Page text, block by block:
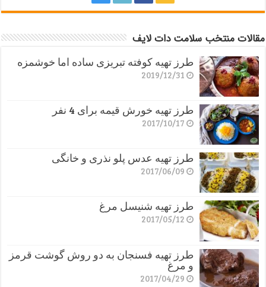
مقالات منتخب سلامت دات لایف
طرز تهیه کوفته تبریزی ساده اما خوشمزه
2019/12/31
طرز تهیه خورش قیمه برای 4 نفر
2017/10/17
طرز تهیه عدس پلو نذری و خانگی
2017/06/09
طرز تهیه شنیسل مرغ
2017/05/12
طرز تهیه فسنجان به دو روش گوشت قرمز
و مرغ
2017/04/29